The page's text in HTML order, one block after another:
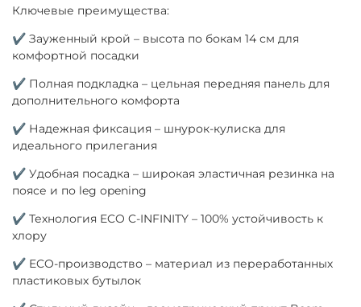
Ключевые преимущества:
✔ Зауженный крой – высота по бокам 14 см для
комфортной посадки
✔ Полная подкладка – цельная передняя панель для
дополнительного комфорта
✔ Надежная фиксация – шнурок-кулиска для
идеального прилегания
✔ Удобная посадка – широкая эластичная резинка на
поясе и по leg opening
✔ Технология ECO C-INFINITY – 100% устойчивость к
хлору
✔ ECO-производство – материал из переработанных
пластиковых бутылок